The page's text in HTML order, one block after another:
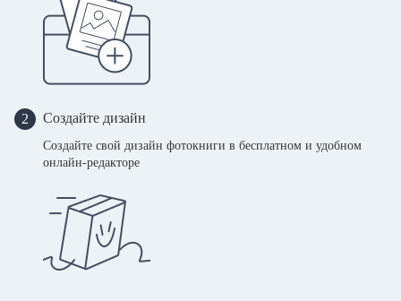
2 Создайте дизайн
Создайте свой дизайн фотокниги в бесплатном и удобном
онлайн-редакторе